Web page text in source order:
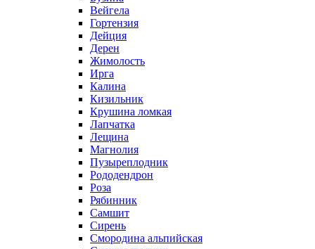
Вейгела
Гортензия
Дейция
Дерен
Жимолость
Ирга
Калина
Кизильник
Крушина ломкая
Лапчатка
Лещина
Магнолия
Пузыреплодник
Рододендрон
Роза
Рябинник
Самшит
Сирень
Смородина альпийская